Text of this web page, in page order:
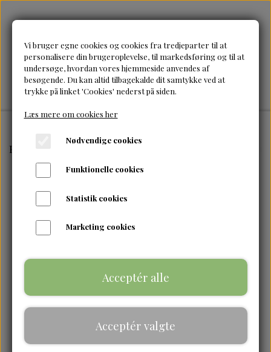
Forside Tilbehør & accessories
Vi bruger egne cookies og cookies fra tredjeparter til at
personalisere din brugeroplevelse, til markedsføring og til at
undersøge, hvordan vores hjemmeside anvendes af
besøgende. Du kan altid tilbagekalde dit samtykke ved at
trykke på linket 'Cookies' nederst på siden.
Læs mere om cookies her
Nødvendige cookies
Funktionelle cookies
Statistik cookies
Marketing cookies
Acceptér alle
Acceptér valgte